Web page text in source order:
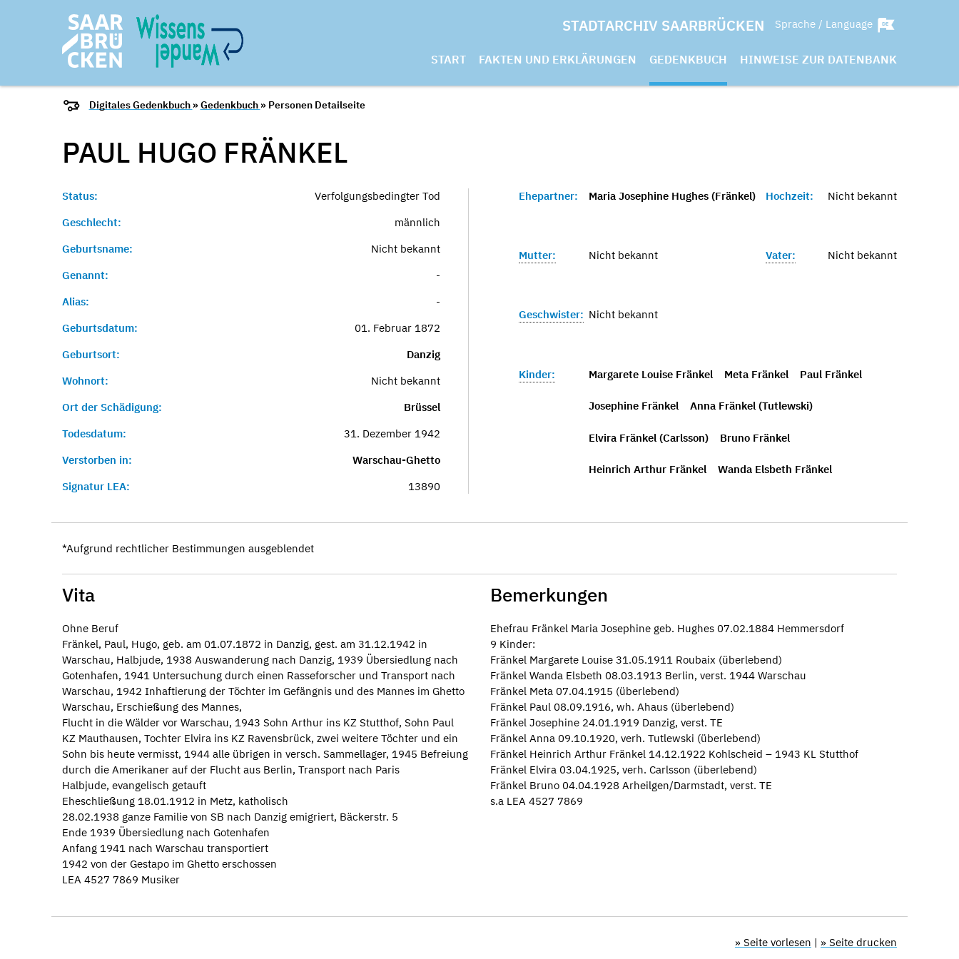
STADTARCHIV SAARBRÜCKEN Sprache / Language
START FAKTEN UND ERKLÄRUNGEN GEDENKBUCH HINWEISE ZUR DATENBANK
Digitales Gedenkbuch »Gedenkbuch » Personen Detailseite
PAUL HUGO FRÄNKEL
Status:
Verfolgungsbedingter Tod
Geschlecht:
männlich
Geburtsname:
Nicht bekannt
Genannt:
-
Alias:
-
Geburtsdatum:
01. Februar 1872
Geburtsort:
Danzig
Wohnort:
Nicht bekannt
Ort der Schädigung:
Brüssel
Todesdatum:
31. Dezember 1942
Verstorben in:
Warschau-Ghetto
Signatur LEA:
13890
Ehepartner: Maria Josephine Hughes (Fränkel) Hochzeit: Nicht bekannt
Mutter: Nicht bekannt Vater: Nicht bekannt
Geschwister: Nicht bekannt
Kinder: Margarete Louise Fränkel Meta Fränkel Paul Fränkel
Josephine Fränkel Anna Fränkel (Tutlewski)
Elvira Fränkel (Carlsson) Bruno Fränkel
Heinrich Arthur Fränkel Wanda Elsbeth Fränkel
*Aufgrund rechtlicher Bestimmungen ausgeblendet
Vita
Ohne Beruf
Fränkel, Paul, Hugo, geb. am 01.07.1872 in Danzig, gest. am 31.12.1942 in
Warschau, Halbjude, 1938 Auswanderung nach Danzig, 1939 Übersiedlung nach
Gotenhafen, 1941 Untersuchung durch einen Rasseforscher und Transport nach
Warschau, 1942 Inhaftierung der Töchter im Gefängnis und des Mannes im Ghetto
Warschau, Erschießung des Mannes,
Flucht in die Wälder vor Warschau, 1943 Sohn Arthur ins KZ Stutthof, Sohn Paul
KZ Mauthausen, Tochter Elvira ins KZ Ravensbrück, zwei weitere Töchter und ein
Sohn bis heute vermisst, 1944 alle übrigen in versch. Sammellager, 1945 Befreiung
durch die Amerikaner auf der Flucht aus Berlin, Transport nach Paris
Halbjude, evangelisch getauft
Eheschließung 18.01.1912 in Metz, katholisch
28.02.1938 ganze Familie von SB nach Danzig emigriert, Bäckerstr. 5
Ende 1939 Übersiedlung nach Gotenhafen
Anfang 1941 nach Warschau transportiert
1942 von der Gestapo im Ghetto erschossen
LEA 4527 7869 Musiker
Bemerkungen
Ehefrau Fränkel Maria Josephine geb. Hughes 07.02.1884 Hemmersdorf
9 Kinder:
Fränkel Margarete Louise 31.05.1911 Roubaix (überlebend)
Fränkel Wanda Elsbeth 08.03.1913 Berlin, verst. 1944 Warschau
Fränkel Meta 07.04.1915 (überlebend)
Fränkel Paul 08.09.1916, wh. Ahaus (überlebend)
Fränkel Josephine 24.01.1919 Danzig, verst. TE
Fränkel Anna 09.10.1920, verh. Tutlewski (überlebend)
Fränkel Heinrich Arthur Fränkel 14.12.1922 Kohlscheid – 1943 KL Stutthof
Fränkel Elvira 03.04.1925, verh. Carlsson (überlebend)
Fränkel Bruno 04.04.1928 Arheilgen/Darmstadt, verst. TE
s.a LEA 4527 7869
» Seite vorlesen | » Seite drucken